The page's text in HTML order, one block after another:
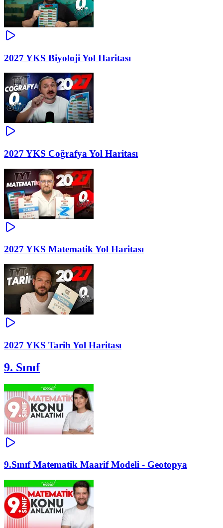
2027 YKS Biyoloji Yol Haritası
2027 YKS Coğrafya Yol Haritası
2027 YKS Matematik Yol Haritası
2027 YKS Tarih Yol Haritası
9. Sınıf
9.Sınıf Matematik Maarif Modeli - Geotopya